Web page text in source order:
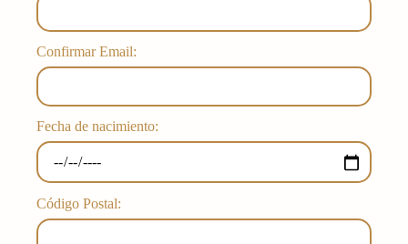
Confirmar Email:
Fecha de nacimiento:
Código Postal: